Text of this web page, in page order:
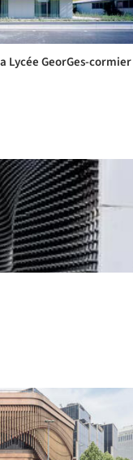
Lycée GeorGes-